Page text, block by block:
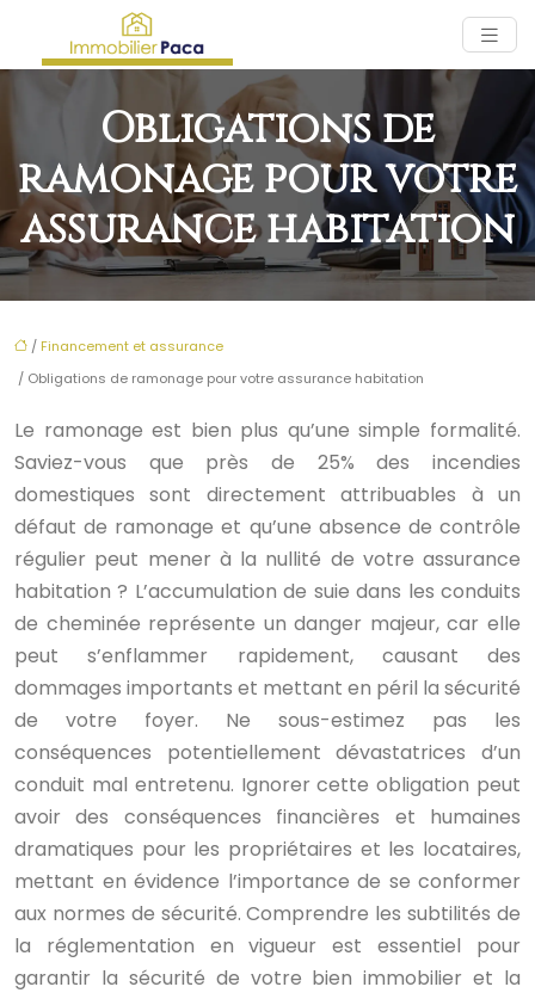
Obligations de
ramonage pour votre
assurance habitation
/ Financement et assurance
/ Obligations de ramonage pour votre assurance habitation
Le ramonage est bien plus qu’une simple formalité.
Saviez-vous que près de 25% des incendies
domestiques sont directement attribuables à un
défaut de ramonage et qu’une absence de contrôle
régulier peut mener à la nullité de votre assurance
habitation ? L’accumulation de suie dans les conduits
de cheminée représente un danger majeur, car elle
peut s’enflammer rapidement, causant des
dommages importants et mettant en péril la sécurité
de votre foyer. Ne sous-estimez pas les
conséquences potentiellement dévastatrices d’un
conduit mal entretenu. Ignorer cette obligation peut
avoir des conséquences financières et humaines
dramatiques pour les propriétaires et les locataires,
mettant en évidence l’importance de se conformer
aux normes de sécurité. Comprendre les subtilités de
la réglementation en vigueur est essentiel pour
garantir la sécurité de votre bien immobilier et la